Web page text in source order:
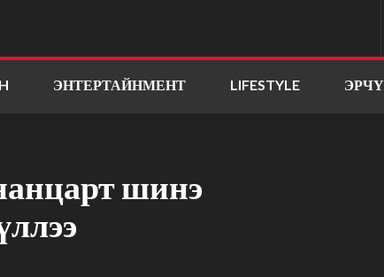
ЭНТЕРТАЙНМЕНТ LIFESTYLE
шинэ